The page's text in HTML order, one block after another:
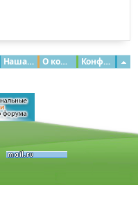
Конфиденциальность
О команде
Наша команда